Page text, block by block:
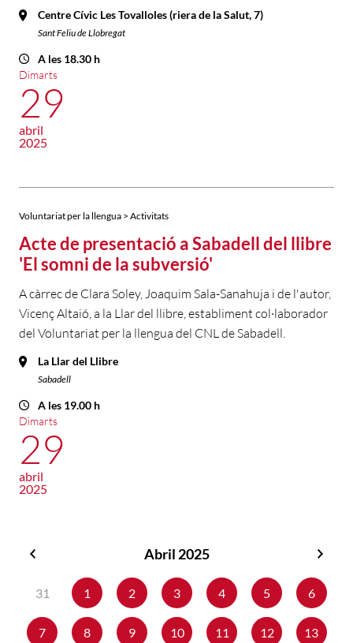
Centre Cívic Les Tovalloles (riera de la Salut, 7)
Sant Feliu de Llobregat
A les 18.30 h
Dimarts
29
abril
2025
Voluntariat per la llengua > Activitats
Acte de presentació a Sabadell del llibre
'El somni de la subversió'
A càrrec de Clara Soley, Joaquim Sala-Sanahuja i de l'autor,
Vicenç Altaió, a la Llar del llibre, establiment col·laborador
del Voluntariat per la llengua del CNL de Sabadell.
La Llar del Llibre
Sabadell
A les 19.00 h
Dimarts
29
abril
2025
Abril 2025
31
1 2 3 4 5 6
7 8 9 10 11 12 13